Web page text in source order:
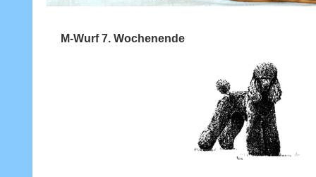
M-Wurf 7. Wochenende